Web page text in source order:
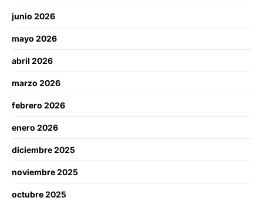
junio 2026
mayo 2026
abril 2026
marzo 2026
febrero 2026
enero 2026
diciembre 2025
noviembre 2025
octubre 2025